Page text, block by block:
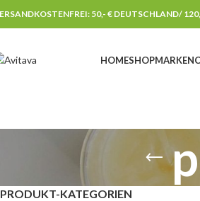
50,- € DEUTSCHLAND/
HOMESHOPMARKEN
PRODUKT-KATEGORIEN